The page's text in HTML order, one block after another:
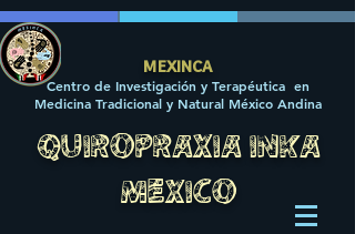
MEXINCA
Centro de Investigación y Terapéutica en
Medicina Tradicional y Natural México Andina
QUIROPRAXIA INKA
MEXICO